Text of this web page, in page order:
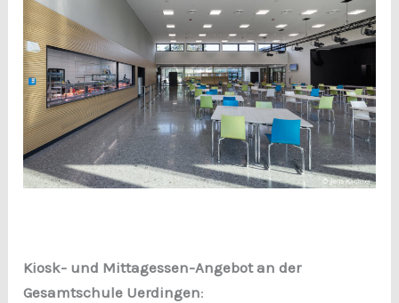
Kiosk- und Mittagessen-Angebot an der
Gesamtschule Uerdingen: